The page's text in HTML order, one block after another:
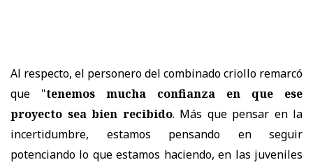
Al respecto, el personero del combinado criollo remarcó
que "tenemos mucha confianza en que ese
proyecto sea bien recibido. Más que pensar en la
incertidumbre, estamos pensando en seguir
potenciando lo que estamos haciendo, en las juveniles